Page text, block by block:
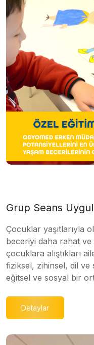
Grup Seans
Çocuklar yaşıtlarıyla
beceriyi daha rahat ve
çocuklara alıştıkları
fiziksel, zihinsel, dil ve
eğitsel ve sosyal bir
Detaylar